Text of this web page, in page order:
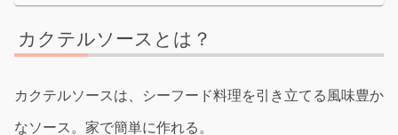
カクテルソースとは？
カクテルソースは、シーフード料理を引き立てる風味豊か
なソース。家で簡単に作れる。